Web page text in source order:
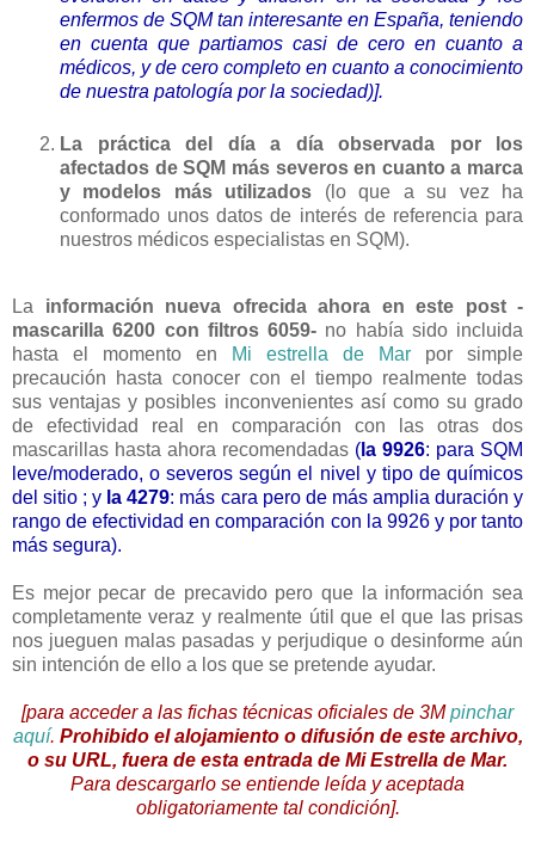
enfermos de SQM tan interesante en España, teniendo
en cuenta que partiamos casi de cero en cuanto a
médicos, y de cero completo en cuanto a conocimiento
de nuestra patología por la sociedad)].
La práctica del día a día observada por los
afectados de SQM más severos en cuanto a marca
y modelos más utilizados (lo que a su vez ha
conformado unos datos de interés de referencia para
nuestros médicos especialistas en SQM).
La información nueva ofrecida ahora en este post -
mascarilla 6200 con filtros 6059- no había sido incluida
hasta el momento en
Mi estrella de Mar por simple
precaución hasta conocer con el tiempo realmente todas
sus ventajas y posibles inconvenientes así como su grado
de efectividad real en comparación con las otras dos
mascarillas hasta ahora recomendadas ( la 9926: para SQM
leve/moderado, o severos según el nivel y tipo de químicos
del sitio ; y la 4279: más cara pero de más amplia duración y
rango de efectividad en comparación con la 9926 y por tanto
más segura).
Es mejor pecar de precavido pero que la información sea
completamente veraz y realmente útil que el que las prisas
nos jueguen malas pasadas y perjudique o desinforme aún
sin intención de ello a los que se pretende ayudar.
[para acceder a las fichas técnicas oficiales de 3M pinchar
aquí. Prohibido el alojamiento o difusión de este archivo,
o su URL, fuera de esta entrada de Mi Estrella de Mar.
Para descargarlo se entiende leída y aceptada
obligatoriamente tal condición].